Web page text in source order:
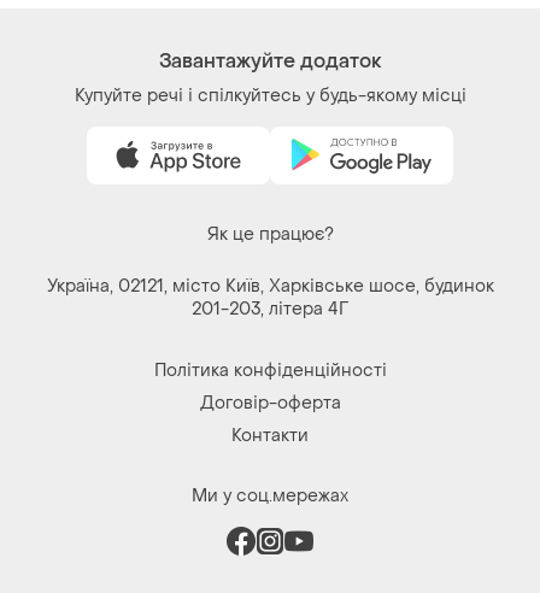
Завантажуйте додаток
Купуйте речі і спілкуйтесь у будь-якому місці
Як це працює?
Україна, 02121, місто Київ, Харківське шосе, будинок
201-203, літера 4Г
Політика конфіденційності
Договір-оферта
Контакти
Ми у соц.мережах